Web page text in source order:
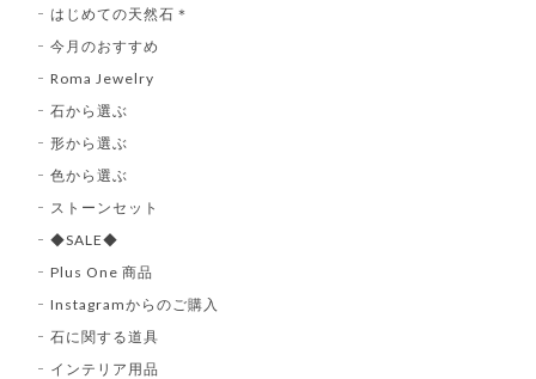
はじめての天然石＊
今月のおすすめ
Roma Jewelry
石から選ぶ
形から選ぶ
色から選ぶ
ストーンセット
◆SALE◆
Plus One 商品
Instagramからのご購入
石に関する道具
インテリア用品